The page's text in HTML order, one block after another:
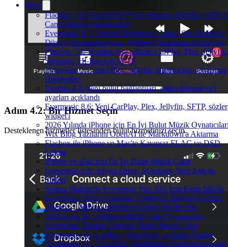
Blog
Flacbox 7.6: Yeni BASS™ Ses Motoru, Efektler, DSP
Canlı Müzik Görselleştirici
Evermusic 8.7: Gerçek Boşluksuz Çalma, Ses Efektleri,
Düzeyi Normalizasyonu, Yeniden Tasarlanan Ekolayzer
Flacbox 7.4: Yeniden inşa edilmiş CarPlay, Plex, Jellyfin,
Subsonic, Hi-Res için SFTP
Evervideo 1.7: Yeni Plex, Jellyfin, Bulut Akışı, Oynatma
Hareketleri
Evertag 4.2: Yeni bulut bağlantıları, etiket düzenleyici
ayarları açıklandı
Evermusic 8.6: Yeni CarPlay, Plex, Jellyfin, SFTP, sözler
widget'ı
2026 Yılında iPhone için En İyi Bulut Müzik
Wix Blog Yazılarını OpenAI ile Markdown'a Aktarma
Flacbox ile iPhone ve Mac'te Kayıpsız FLAC ve DSD
Çalma
iPhone ve iPad için En İyi Bulut Müzik Çalar
Evermusic 6.8: Aliyun Drive, Synology, Yeni Arayüz
Stilleri
Setapp Mobile'da Evermusic Pro: iOS İçin Bulut Müzik
Evermusic Dünya Çapında 11 Milyon İndirmeye Ulaştı
Flacbox 1 Milyon İndirmeye Ulaştı: Hi-Res Ses
2025'te En İyi 5 iPhone Müzik Çalar Uygulaması
Evermusic Tanıtım Videosu: Bulut Müzik Çalar
Evermusic 3.6: CarPlay, VoiceOver ve Daha Fazlası
Evermusic 3.1: Crossfade, Kütüphane Senkronizasyonu
Adım 4.2: Bir Hizmet Seçin
Desteklenen hizmetler listesinden bulut hizmetinizi seçin.